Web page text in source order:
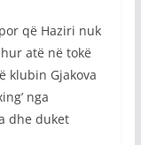
që Haziri nuk
atë në tokë
klubin Gjakova
nga
dhe duket